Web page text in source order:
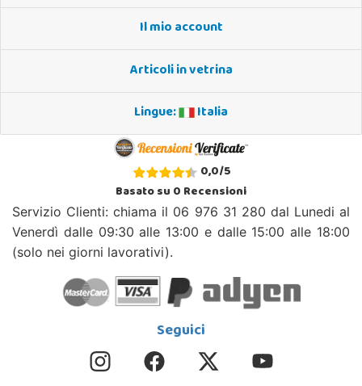
Il mio account
Articoli in vetrina
Lingue:
Italia
0,0/5
Basato su0Recensioni
Servizio Clienti: chiama il 06 976 31 280 dal Lunedi al
Venerdì dalle 09:30 alle 13:00 e dalle 15:00 alle 18:00
(solo nei giorni lavorativi).
Seguici